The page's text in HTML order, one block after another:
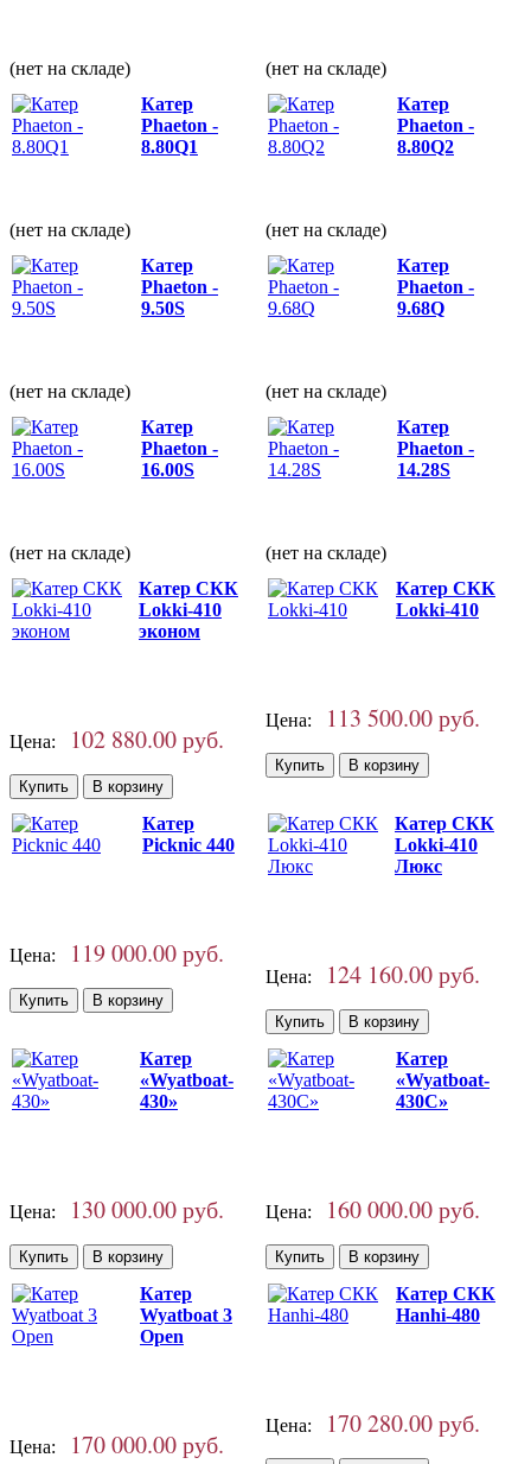
(нет на складе)
(нет на складе)
Катер
Phaeton -
8.80Q1
(нет на складе)
Катер
Phaeton -
8.80Q2
(нет на складе)
Катер
Phaeton -
9.50S
(нет на складе)
Катер
Phaeton -
9.68Q
(нет на складе)
Катер
Phaeton -
16.00S
(нет на складе)
Катер
Phaeton -
14.28S
(нет на складе)
Катер СКК
Lokki-410
эконом
Цена: 102 880.00 руб.
Катер СКК
Lokki-410
Цена: 113 500.00 руб.
Катер
Picknic 440
Цена: 119 000.00 руб.
Катер СКК
Lokki-410
Люкс
Цена: 124 160.00 руб.
Катер
«Wyatboat-
430»
Цена: 130 000.00 руб.
Катер
«Wyatboat-
430C»
Цена: 160 000.00 руб.
Катер
Wyatboat 3
Open
Цена: 170 000.00 руб.
Катер СКК
Hanhi-480
Цена: 170 280.00 руб.